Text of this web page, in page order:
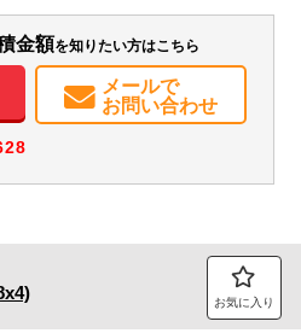
ター金額を知りたい方はこちら
メールで
お問い合わせ
お気に入り